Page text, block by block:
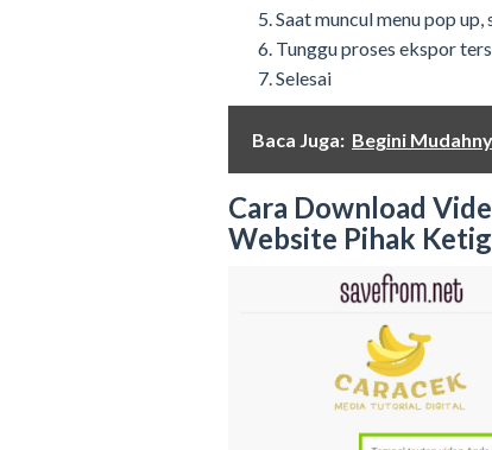
Saat muncul menu pop
Tunggu proses ekspor
Selesai
Baca Juga: Begini
Cara Download
Website Pihak